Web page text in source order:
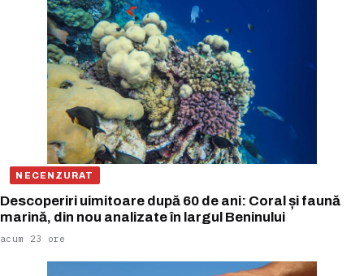
NECENZURAT
Descoperiri uimitoare după 60 de ani: Coral și faună
marină, din nou analizate în largul Beninului
acum 23 ore